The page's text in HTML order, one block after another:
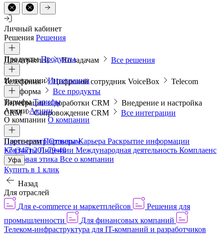
Личный кабинет
Решения Решения
Для отраслей По задачам Все решения
ПродуктыПродукты
Телефония Цифровой сотрудник VoiceBox
Telecom
платформа
Все продукты
ИнтеграцииИнтеграции
Интеграции и доработки CRM
Внедрение и настройка
CRM
Сопровождение CRM Все интеграции
ТарифыТарифы
АкцииАкции
О компании О компании
Пресс-центрОтзывыКарьера Раскрытие информации
КонтактыЛицензии Международная деятельность Комплаенс
и деловая этика Все о компании
ПартнерамПартнерам
+7 (347) 201-79-40
Уфа
Купить в 1 клик
Назад
Для отраслей
Для e-commerce и маркетплейсов
Решения для
промышленности
Для финансовых компаний
Телеком-инфраструктура для IT-компаний и разработчиков